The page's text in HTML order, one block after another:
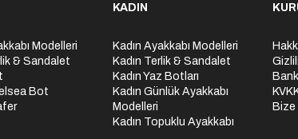
Modelleri
& Sandalet
Bot
KADIN
Kadın Ayakkabı Modelleri
Kadın Terlik & Sandalet
Kadın Yaz Botları
Kadın Günlük Ayakkabı
Modelleri
Kadın Topuklu Ayakkabı
Bize